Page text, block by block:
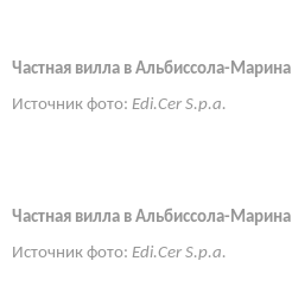
Частная вилла в Альбиссола-Марина
Источник фото: Edi.Cer S.p.a.
Частная вилла в Альбиссола-Марина
Источник фото: Edi.Cer S.p.a.